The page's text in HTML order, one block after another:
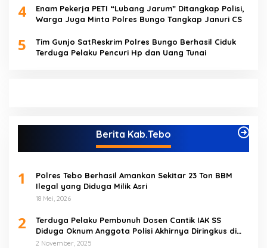
4
Enam Pekerja PETI “Lubang Jarum” Ditangkap Polisi,
Warga Juga Minta Polres Bungo Tangkap Januri CS
5
Tim Gunjo SatReskrim Polres Bungo Berhasil Ciduk
Terduga Pelaku Pencuri Hp dan Uang Tunai
Berita Kab.Tebo
1
Polres Tebo Berhasil Amankan Sekitar 23 Ton BBM
Ilegal yang Diduga Milik Asri
18 Mei, 2026
2
Terduga Pelaku Pembunuh Dosen Cantik IAK SS
Diduga Oknum Anggota Polisi Akhirnya Diringkus di
Tebo Tengah
2 November, 2025